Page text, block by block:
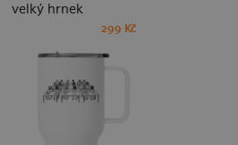
velký hrnek
299 Kč